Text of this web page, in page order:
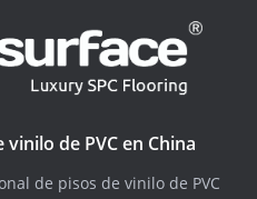
de PVC en China
de pisos de vinilo de PVC